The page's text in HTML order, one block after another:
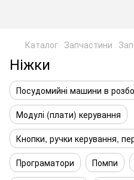
Каталог Запчастини
Ніжки
Посудомийні машини в
Модулі (плати) керування
Кнопки, ручки керування,
Програматори
Помпи